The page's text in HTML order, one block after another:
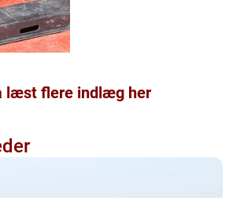
læst flere indlæg her